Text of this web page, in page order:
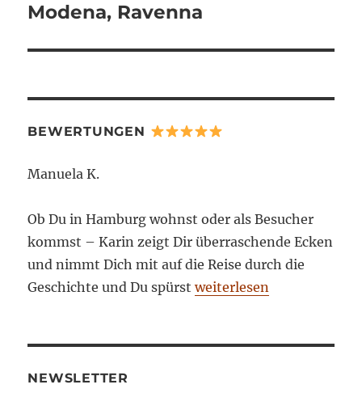
Modena, Ravenna
BEWERTUNGEN
Manuela K.
Ob Du in Hamburg wohnst oder als Besucher
kommst – Karin zeigt Dir überraschende Ecken
und nimmt Dich mit auf die Reise durch die
Geschichte und Du spürstweiterlesen
NEWSLETTER